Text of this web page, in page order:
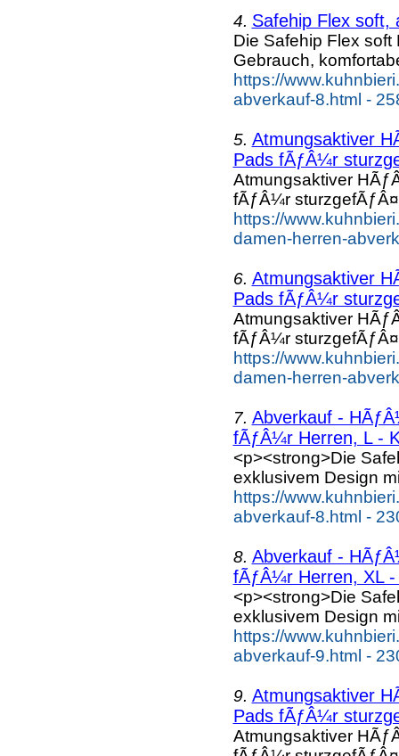
4. Safehip Flex soft,
Die Safehip Flex
Gebrauch,
https://
abverkauf-8.html -
5. Atmungsaktiver
Pads fÃƒÂ¼r
Atmungsaktiver
fÃƒÂ¼r
https://
damen-herren-
6. Atmungsaktiver
Pads fÃƒÂ¼r
Atmungsaktiver
fÃƒÂ¼r
https://
damen-herren-
7. Abverkauf -
fÃƒÂ¼r Herren, L -
<p><strong>Die
exklusivem Design
https://
abverkauf-8.html -
8. Abverkauf -
fÃƒÂ¼r Herren, XL
<p><strong>Die
exklusivem Design
https://
abverkauf-9.html -
9. Atmungsaktiver
Pads fÃƒÂ¼r
Atmungsaktiver